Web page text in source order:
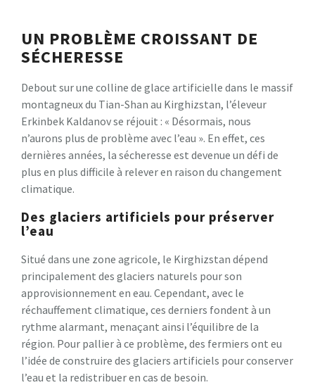
UN PROBLÈME CROISSANT DE
SÉCHERESSE
Debout sur une colline de glace artificielle dans le massif
montagneux du Tian-Shan au Kirghizstan, l’éleveur
Erkinbek Kaldanov se réjouit : « Désormais, nous
n’aurons plus de problème avec l’eau ». En effet, ces
dernières années, la sécheresse est devenue un défi de
plus en plus difficile à relever en raison du changement
climatique.
Des glaciers artificiels pour préserver
l’eau
Situé dans une zone agricole, le Kirghizstan dépend
principalement des glaciers naturels pour son
approvisionnement en eau. Cependant, avec le
réchauffement climatique, ces derniers fondent à un
rythme alarmant, menaçant ainsi l’équilibre de la
région. Pour pallier à ce problème, des fermiers ont eu
l’idée de construire des glaciers artificiels pour conserver
l’eau et la redistribuer en cas de besoin.